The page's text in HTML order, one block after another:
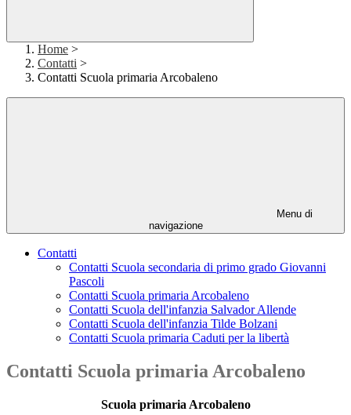
Home >
Contatti >
Contatti Scuola primaria Arcobaleno
Menu di
navigazione
Contatti
Contatti Scuola secondaria di primo grado Giovanni
Pascoli
Contatti Scuola primaria Arcobaleno
Contatti Scuola dell'infanzia Salvador Allende
Contatti Scuola dell'infanzia Tilde Bolzani
Contatti Scuola primaria Caduti per la libertà
Contatti Scuola primaria Arcobaleno
Scuola primaria Arcobaleno